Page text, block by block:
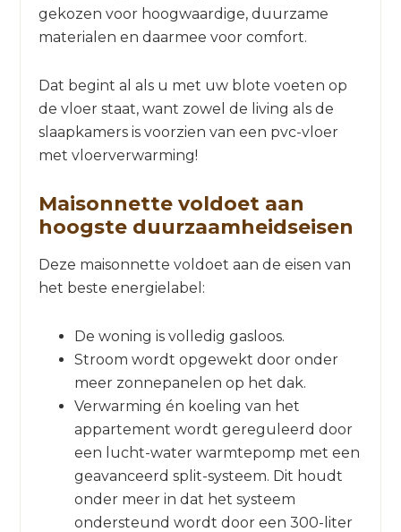
gekozen voor hoogwaardige, duurzame
materialen en daarmee voor comfort.
Dat begint al als u met uw blote voeten op
de vloer staat, want zowel de living als de
slaapkamers is voorzien van een pvc-vloer
met vloerverwarming!
Maisonnette voldoet aan
hoogste duurzaamheidseisen
Deze maisonnette voldoet aan de eisen van
het beste energielabel:
De woning is volledig gasloos.
Stroom wordt opgewekt door onder
meer zonnepanelen op het dak.
Verwarming én koeling van het
appartement wordt gereguleerd door
een lucht-water warmtepomp met een
geavanceerd split-systeem. Dit houdt
onder meer in dat het systeem
ondersteund wordt door een 300-liter